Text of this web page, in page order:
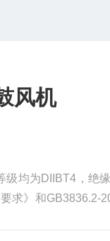
风机
级均为DIIBT4，绝
求》和GB3836.2-